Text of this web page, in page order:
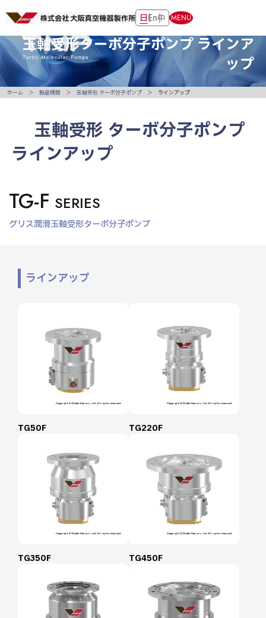
日En中 MENU
玉軸受形ターボ分子ポンプ ラインア
ップ
玉軸受形 ターボ分子ポンプ
ラインアップ
TG-F SERIES
グリス潤滑玉軸受形ターボ分子ポンプ
ラインアップ
TG50F TG220F
TG350F TG450F
ホーム 製品情報 玉軸受形 ターボ分子ポンプ ラインアップ